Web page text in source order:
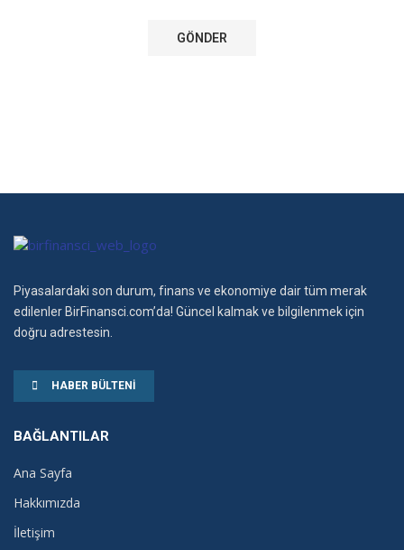
Piyasalardaki son durum, finans ve ekonomiye dair tüm merak
edilenler BirFinansci.com’da! Güncel kalmak ve bilgilenmek için
doğru adrestesin.
HABER BÜLTENI
BAĞLANTILAR
Ana Sayfa
Hakkımızda
İletişim